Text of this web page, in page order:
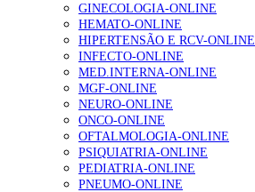
GINECOLOGIA-ONLINE
HEMATO-ONLINE
HIPERTENSÃO E RCV-ONLINE
INFECTO-ONLINE
MED.INTERNA-ONLINE
MGF-ONLINE
NEURO-ONLINE
ONCO-ONLINE
OFTALMOLOGIA-ONLINE
PSIQUIATRIA-ONLINE
PEDIATRIA-ONLINE
PNEUMO-ONLINE